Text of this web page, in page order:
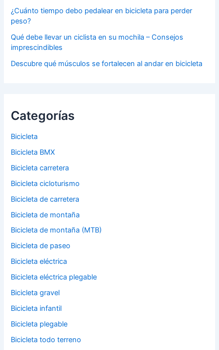
¿Cuánto tiempo debo pedalear en bicicleta para perder
peso?
Qué debe llevar un ciclista en su mochila – Consejos
imprescindibles
Descubre qué músculos se fortalecen al andar en bicicleta
Categorías
Bicicleta
Bicicleta BMX
Bicicleta carretera
Bicicleta cicloturismo
Bicicleta de carretera
Bicicleta de montaña
Bicicleta de montaña (MTB)
Bicicleta de paseo
Bicicleta eléctrica
Bicicleta eléctrica plegable
Bicicleta gravel
Bicicleta infantil
Bicicleta plegable
Bicicleta todo terreno